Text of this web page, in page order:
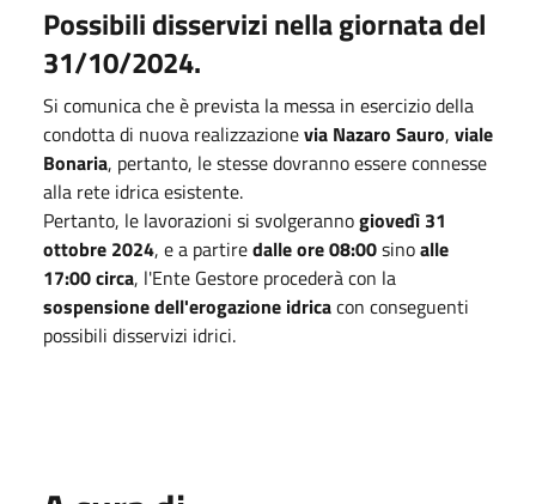
Possibili disservizi nella giornata del
31/10/2024.
Si comunica che è prevista la messa in esercizio della
condotta di nuova realizzazionevia Nazaro Sauro, viale
Bonaria, pertanto, le stesse dovranno essere connesse
alla rete idrica esistente.
Pertanto, le lavorazioni si svolgerannogiovedì 31
ottobre 2024, e a partiredalle ore 08:00sinoalle
17:00 circa, l'Ente Gestore procederà con la
sospensione dell'erogazione idricacon conseguenti
possibili disservizi idrici.